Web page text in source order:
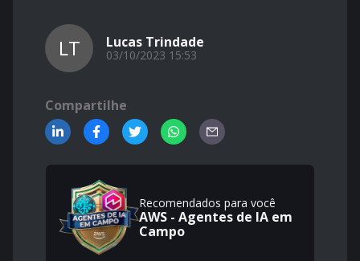
LT Lucas Trindade
03/10/2023 15:53
Compartilhe
Recomendados para você
AWS - Agentes de IA em
Campo